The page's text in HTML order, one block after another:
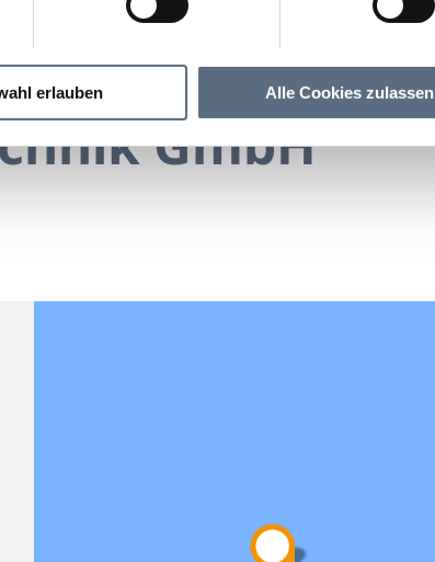
erlauben Alle Cookies zulassen
GmbH
GmbH